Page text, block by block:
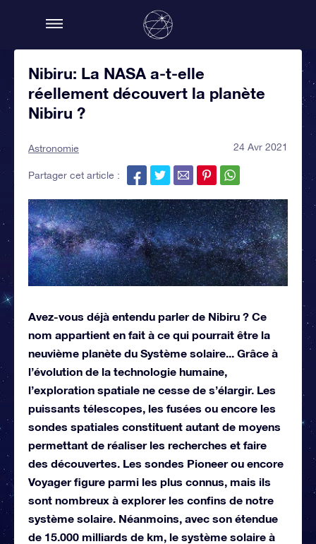
Nibiru: La NASA a-t-elle
réellement découvert la planète
Nibiru ?
Astronomie 24 Avr 2021
Partager cet article :
Avez-vous déjà entendu parler de Nibiru ? Ce
nom appartient en fait à ce qui pourrait être la
neuvième planète du Système solaire... Grâce à
l’évolution de la technologie humaine,
l’exploration spatiale ne cesse de s’élargir. Les
puissants télescopes, les fusées ou encore les
sondes spatiales constituent autant de moyens
permettant de réaliser les recherches et faire
des découvertes. Les sondes Pioneer ou encore
Voyager figure parmi les plus connus, mais ils
sont nombreux à explorer les confins de notre
système solaire. Néanmoins, avec son étendue
de 15.000 milliards de km, le système solaire à